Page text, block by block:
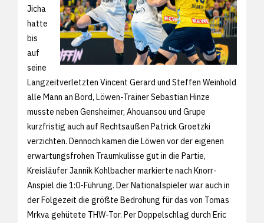
Jicha
hatte
bis
auf
seine
Langzeitverletzten Vincent Gerard und Steffen Weinhold
alle Mann an Bord, Löwen-Trainer Sebastian Hinze
musste neben Gensheimer, Ahouansou und Grupe
kurzfristig auch auf Rechtsaußen Patrick Groetzki
verzichten. Dennoch kamen die Löwen vor der eigenen
erwartungsfrohen Traumkulisse gut in die Partie,
Kreisläufer Jannik Kohlbacher markierte nach Knorr-
Anspiel die 1:0-Führung. Der Nationalspieler war auch in
der Folgezeit die größte Bedrohung für das von Tomas
Mrkva gehütete THW-Tor. Per Doppelschlag durch Eric